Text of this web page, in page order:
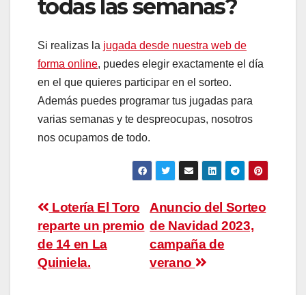
todas las semanas?
Si realizas la jugada desde nuestra web de
forma online, puedes elegir exactamente el día
en el que quieres participar en el sorteo.
Además puedes programar tus jugadas para
varias semanas y te despreocupas, nosotros
nos ocupamos de todo.
Navegación
de
entradas
Anuncio del Sorteo
de Navidad 2023,
campaña de
verano
Lotería El Toro
reparte un premio
de 14 en La
Quiniela.